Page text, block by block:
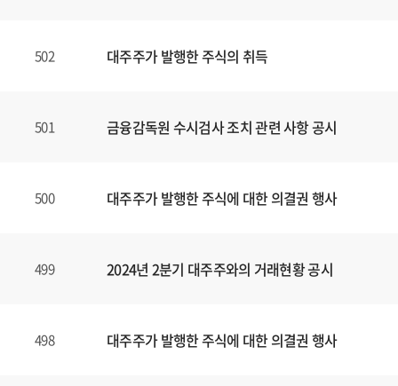
502 대주주가 발행한 주식의 취득
501 금융감독원 수시검사 조치 관련 사항 공시
500 대주주가 발행한 주식에 대한 의결권 행사
499 2024년 2분기 대주주와의 거래현황 공시
498 대주주가 발행한 주식에 대한 의결권 행사